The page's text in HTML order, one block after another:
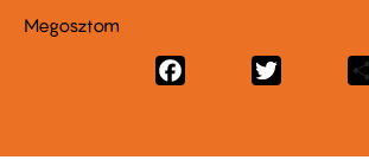
Megosztom
Facebook